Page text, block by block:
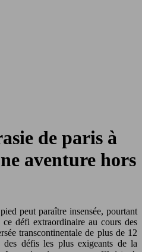
de paris à
aventure hors
peut paraître insensée, pourtant
défi extraordinaire au cours des
transcontinentale de plus de 12
des défis les plus exigeants de la